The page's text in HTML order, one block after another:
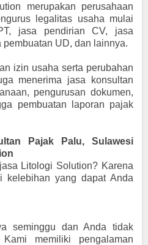
merupakan perusahaan
legalitas usaha mulai
jasa pendirian CV, jasa
UD, dan lainnya.
izin usaha serta perubahan
menerima jasa konsultan
pengurusan dokumen,
pembuatan laporan pajak
Pajak Palu, Sulawesi
Litologi Solution? Karena
kelebihan yang dapat Anda
seminggu dan Anda tidak
memiliki pengalaman